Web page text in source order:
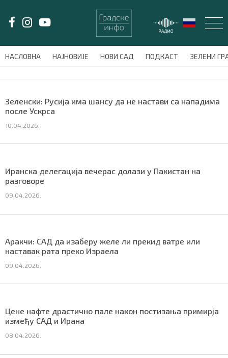
НАСЛОВНА НАЈНОВИЈЕ НОВИ САД ПОДКАСТ ЗЕЛЕНИ
meni'); $this_item = current( wp_filter_object_list(
Зеленски: Русија има шансу да не настави са нападима
после Ускрса
10.04.2026.
Иранска делегација вечерас долази у Пакистан на
разговоре
09.04.2026.
Аракчи: САД да изаберу желе ли прекид ватре или
наставак рата преко Израела
09.04.2026.
Цене нафте драстично пале након постизања примирја
између САД и Ирана
08.04.2026.
LAT/ЋИР
НАЈНОВИЈЕ
НОВИ САД
ПОДКАСТ
ЗЕЛЕНИ ГРАД
ВИДЕО
СПЕЦИЈАЛИ
СРБИЈА
СПОРТ